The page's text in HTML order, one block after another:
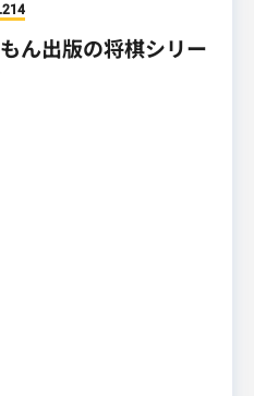
ん出版の将棋シリー